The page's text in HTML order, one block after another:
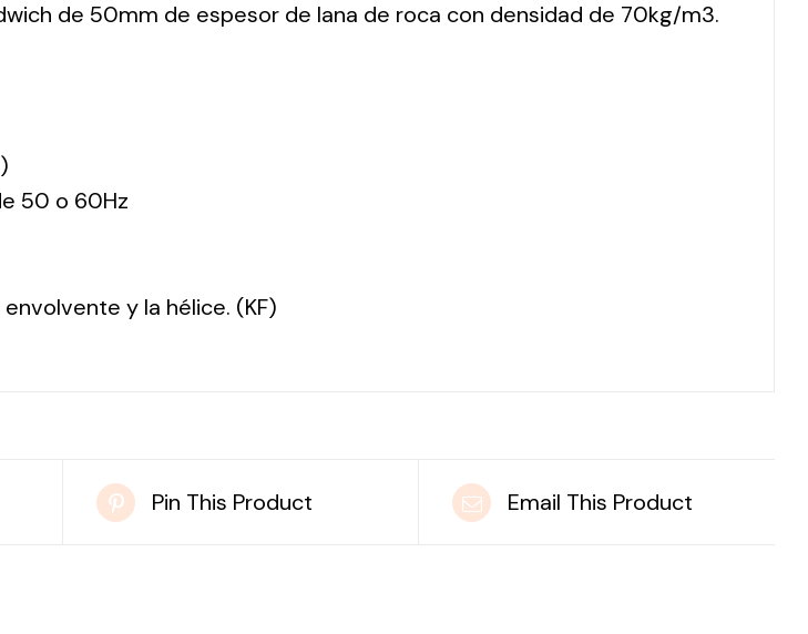
de 50mm de espesor de lana de roca con densidad de 70kg/m3.
50 o 60Hz
y la hélice. (KF)
Pin This Product Email This Product